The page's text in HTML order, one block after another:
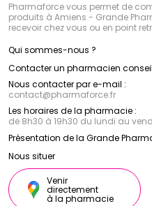
Pharmaforce vous permet de
produits à Amiens - Grande
recevoir chez vous ou en point
Qui sommes-nous ?
Contacter un pharmacien conseil
Nous contacter par e-mail :
contact@pharmaforce.fr
Les horaires de la pharmacie :
de 8h30 à 19h30 du lundi au
Présentation de la Grande
Nous situer
Venir
directement
à la pharmacie